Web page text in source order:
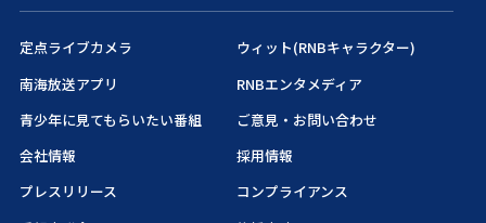
定点ライブカメラ
ウィット(RNBキャラクター)
南海放送アプリ
RNBエンタメディア
青少年に見てもらいたい番組
ご意見・お問い合わせ
会社情報
採用情報
プレスリリース
コンプライアンス